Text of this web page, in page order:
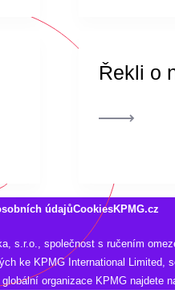
Řekli o
údajůCookiesKPMG.cz
s.r.o., společnost s ručením
ke KPMG International Limited,
organizace KPMG najdete